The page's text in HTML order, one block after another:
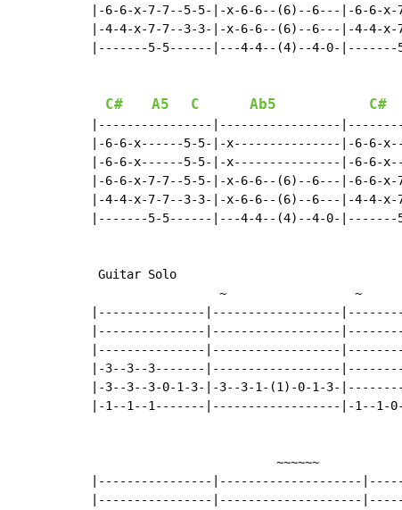
|-6-6-x-7-7--5-5-|-x-6-6--(6)--6---|-6-6-
|-4-4-x-7-7--3-3-|-x-6-6--(6)--6---|-4-4-
|-------5-5------|---4-4--(4)--4-0-|-------
C# A5 C Ab5 C#
|----------------|-----------------
|-6-6-x------5-5-|-x---------------|-6-6-
|-6-6-x------5-5-|-x---------------|-6-6-
|-6-6-x-7-7--5-5-|-x-6-6--(6)--6---|-6-6-
|-4-4-x-7-7--3-3-|-x-6-6--(6)--6---|-4-4-
|-------5-5------|---4-4--(4)--4-0-|-------
Guitar Solo
~
~
|---------------|------------------
|---------------|------------------
|---------------|------------------
|-3--3--3-------|------------------
|-3--3--3-0-1-3-|-3--3-1-(1)-0-1-3-
|-1--1--1-------|------------------|-1--1-
                          ~~~~~~
|----------------|--------------------
|----------------|--------------------